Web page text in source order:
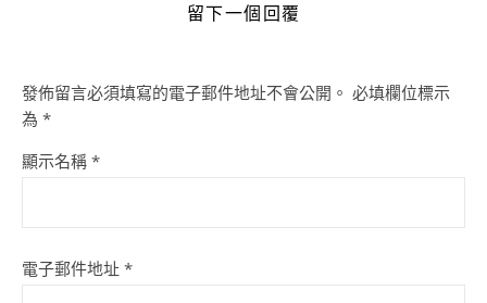
留下一個回覆
發佈留言必須填寫的電子郵件地址不會公開。 必填欄位標示
為 *
顯示名稱 *
電子郵件地址 *